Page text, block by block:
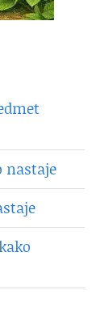
nastaje